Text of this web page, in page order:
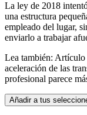
La ley de 2018
una estructura
empleado del lugar,
enviarlo a trabajar
Lea también: Artículo
aceleración de las
profesional parece
Añadir a tus